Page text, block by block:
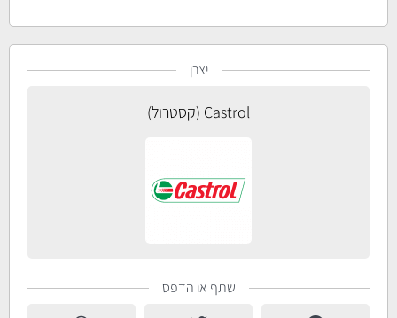
יצרן
Castrol (קסטרול)
שתף או הדפס